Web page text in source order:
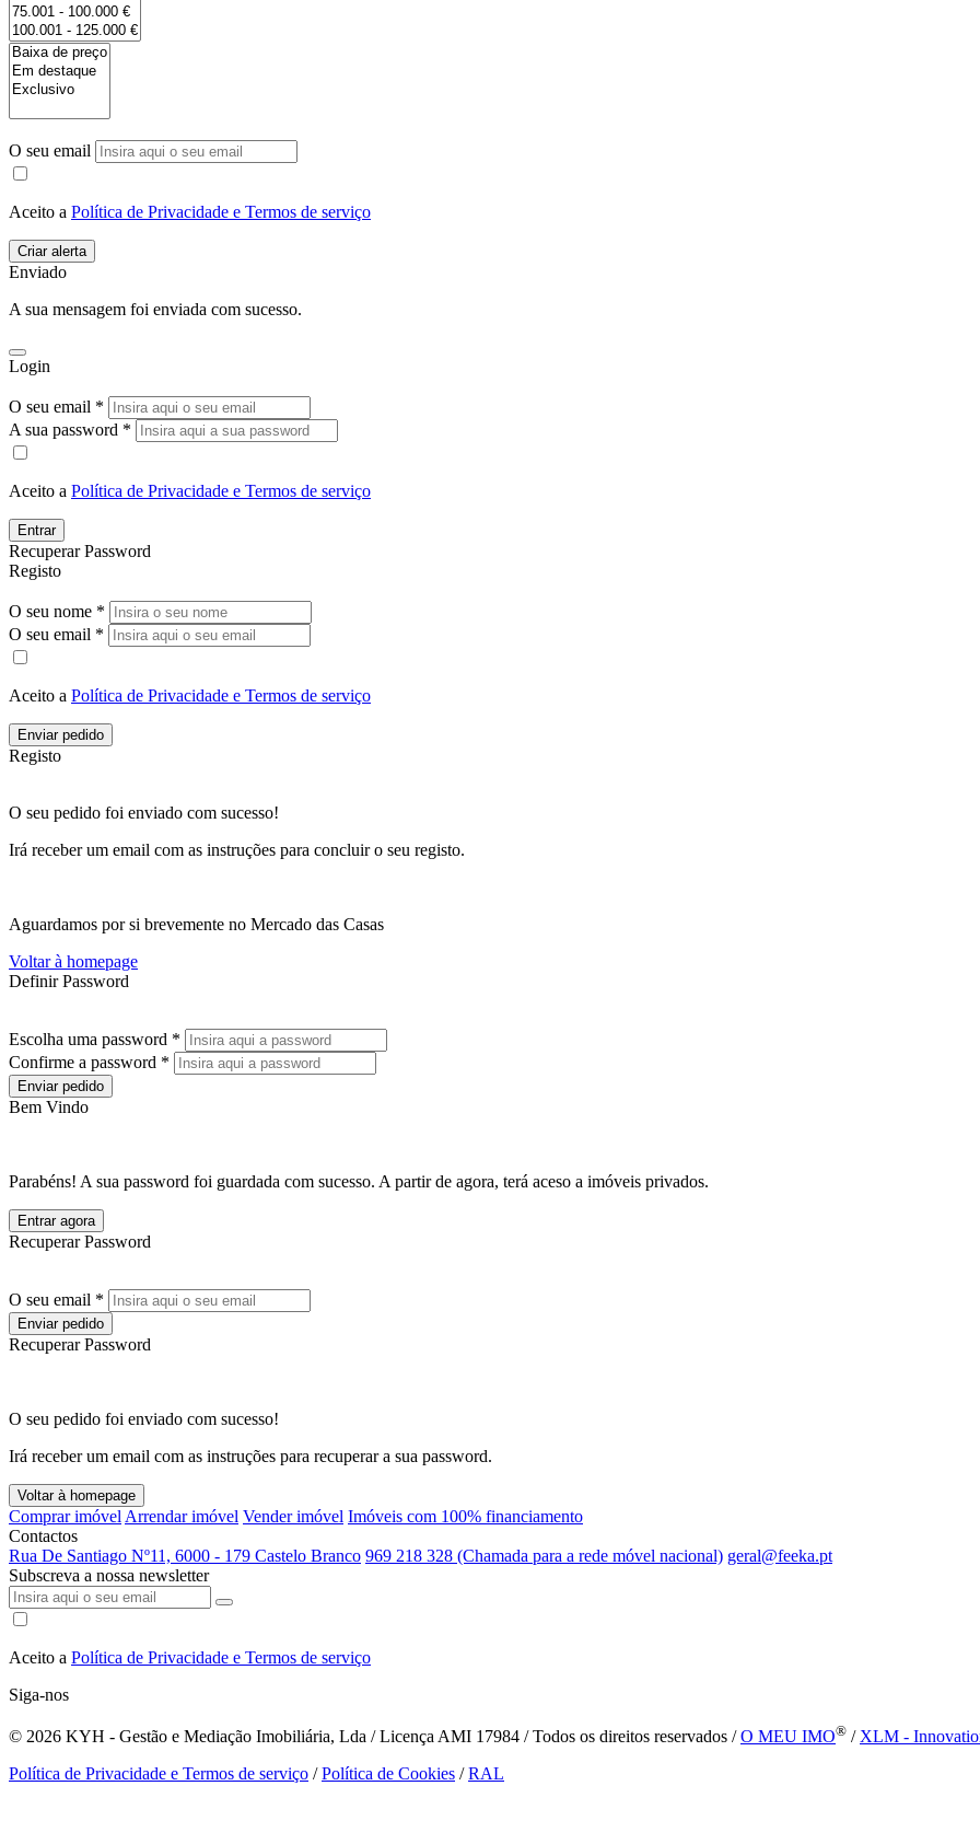
O seu email
Aceito a Política de Privacidade e Termos de serviço
Enviado
A sua mensagem foi enviada com sucesso.
Login
O seu email *
A sua password *
Aceito a Política de Privacidade e Termos de serviço
Entrar
Recuperar Password
Registo
O seu nome *
O seu email *
Aceito a Política de Privacidade e Termos de serviço
Enviar pedido
Registo
O seu pedido foi enviado com sucesso!
Irá receber um email com as instruções para concluir o seu registo.
Aguardamos por si brevemente no Mercado das Casas
Voltar à homepage
Definir Password
Escolha uma password *
Confirme a password *
Enviar pedido
Bem Vindo
Parabéns! A sua password foi guardada com sucesso. A partir de agora, terá aceso a imóveis privados.
Entrar agora
Recuperar Password
O seu email *
Enviar pedido
Recuperar Password
O seu pedido foi enviado com sucesso!
Irá receber um email com as instruções para recuperar a sua password.
Voltar à homepage
Comprar imóvel Arrendar imóvel Vender imóvel Imóveis com 100% financiamento
Contactos
Rua De Santiago Nº11, 6000 - 179 Castelo Branco 969 218 328 (Chamada para a rede móvel nacional) geral@feeka.pt
Subscreva a nossa newsletter
Aceito a Política de Privacidade e Termos de serviço
Siga-nos
© 2026 KYH - Gestão e Mediação Imobiliária, Lda / Licença AMI 17984 / Todos os direitos reservados /O MEU IMO® / XLM -
Política de Privacidade e Termos de serviço /Política de Cookies /RAL